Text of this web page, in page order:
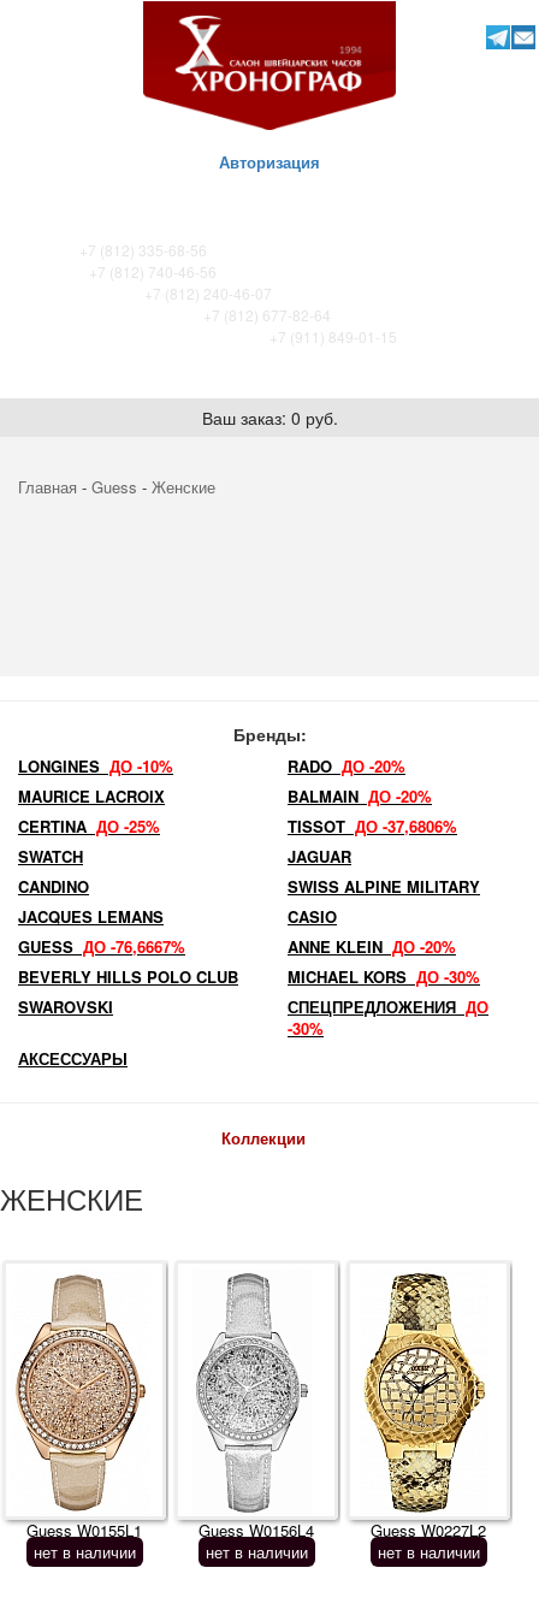
Авторизация
+7 (812) 335-68-56
+7 (812) 740-46-56
+7 (812) 240-46-07
+7 (812) 677-82-64
+7 (911) 849-01-15
Ваш заказ: 0 руб.
Главная - Guess - Женские
Бренды:
LONGINES ДО -10% RADO ДО -20%
MAURICE LACROIX
BALMAIN ДО -20%
CERTINA ДО -25% TISSOT ДО -37,6806%
SWATCH
JAGUAR
CANDINO
SWISS ALPINE MILITARY
JACQUES LEMANS
CASIO
GUESS ДО -76,6667% ANNE KLEIN ДО -20%
BEVERLY HILLS POLO CLUB
MICHAEL KORS ДО -30%
SWAROVSKI
СПЕЦПРЕДЛОЖЕНИЯ ДО
-30%
АКСЕССУАРЫ
Коллекции
ЖЕНСКИЕ
Guess W0155L1
нет в наличии
Guess W0156L4
нет в наличии
Guess W0227L2
нет в наличии